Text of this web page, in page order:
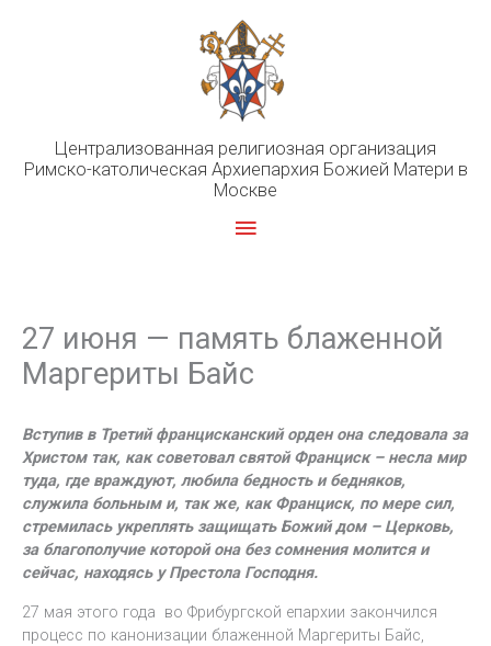
Централизованная религиозная организация
Римско-католическая Архиепархия Божией Матери в
Москве
Главное
27 июня — память блаженной
Маргериты Байс
Вступив в Третий францисканский орден она следовала за
Христом так, как советовал святой Франциск – несла мир
туда, где враждуют, любила бедность и бедняков,
служила больным и, так же, как Франциск, по мере сил,
стремилась укреплять защищать Божий дом – Церковь,
за благополучие которой она без сомнения молится и
сейчас, находясь у Престола Господня.
27 мая этого года во Фрибургской епархии закончился
процесс по канонизации блаженной Маргериты Байс,